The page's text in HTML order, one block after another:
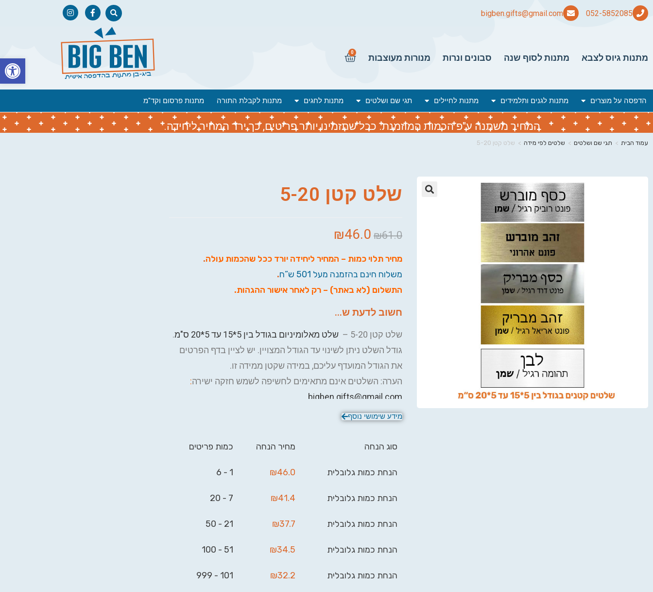
bigben.gifts@gmail.com
מתנות גיוס לצבא מתנות לסוף שנה סבונים ונרות מנורות מעוצבות
0
הדפסה על מוצרים מתנות לגנים ותלמידים מתנות לחיילים תגי שם ושלטים מתנות לחגים מתנות לקבלת התורה מתנות פרסום וקד"מ
המחיר משתנה ע"פ הכמות המוזמנת. ככל שתזמינו יותר פריטים, כך ירד המחיר ליחידה.
עמוד הבית > תגי שם ושלטים > שלטים לפי מידה > שלט קטן 5-20
שלט קטן 5-20
₪61.0
₪46.0
מחיר תלוי כמות – המחיר ליחידה יורד ככל שהכמות עולה.
משלוח חינם בהזמנה מעל 501 ש”ח
.
התשלום (לא באתר) – רק לאחר אישור ההגהות.
חשוב לדעת ש...
שלט קטן 5-20 – שלט מאלומיניום בגודל בין 5*15 עד 5*20 ס"מ
.
גודל השלט ניתן לשינוי עד הגודל המצויין. יש לציין בדף הפרטים
את הגודל המועדף עליכם, במידה שקטן ממידה זו.
הערה: השלטים אינם מתאימים לחשיפה לשמש חזקה ישירה:
bigben.gifts@gmail.com
מידע שימושי נוסף
סוג הנחה מחיר הנחה כמות פריטים
הנחת כמות גלובלית ₪46.0
1 - 6
הנחת כמות גלובלית ₪41.4
7 - 20
הנחת כמות גלובלית ₪37.7
21 - 50
הנחת כמות גלובלית ₪34.5
51 - 100
הנחת כמות גלובלית ₪32.2
101 - 999